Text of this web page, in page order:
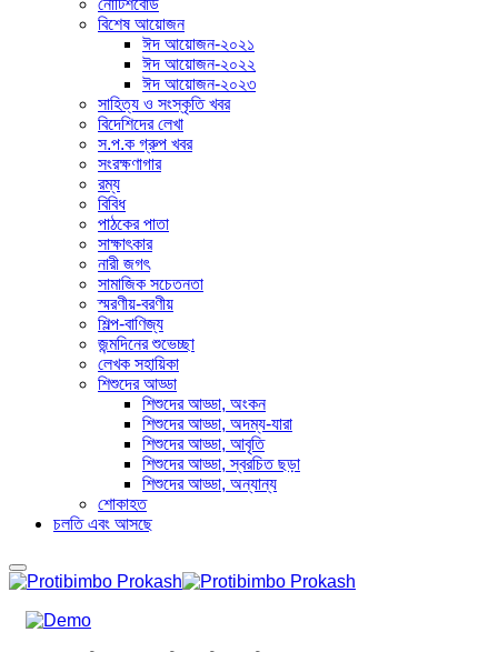
নোটিশবোর্ড
বিশেষ আয়োজন
ঈদ আয়োজন-২০২১
ঈদ আয়োজন-২০২২
ঈদ আয়োজন-২০২৩
সাহিত্য ও সংস্কৃতি খবর
বিদেশিদের লেখা
স.প.ক গ্রুপ খবর
সংরক্ষণাগার
রম্য
বিবিধ
পাঠকের পাতা
সাক্ষাৎকার
নারী জগৎ
সামাজিক সচেতনতা
স্মরণীয়-বরণীয়
শিল্প-বাণিজ্য
জন্মদিনের শুভেচ্ছা
লেখক সহায়িকা
শিশুদের আড্ডা
শিশুদের আড্ডা, অংকন
শিশুদের আড্ডা, অদম্য-যারা
শিশুদের আড্ডা, আবৃতি
শিশুদের আড্ডা, স্বরচিত ছড়া
শিশুদের আড্ডা, অন্যান্য
শোকাহত
চলতি এবং আসছে